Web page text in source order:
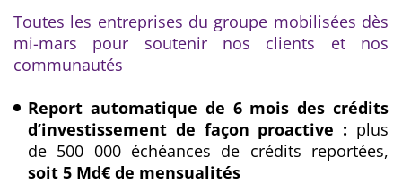
Toutes les entreprises du groupe mobilisées dès
mi-mars pour soutenir nos clients et nos
communautés
Report automatique de 6 mois des crédits
d’investissement de façon proactive : plus
de 500 000 échéances de crédits reportées,
soit 5 Md€ de mensualités